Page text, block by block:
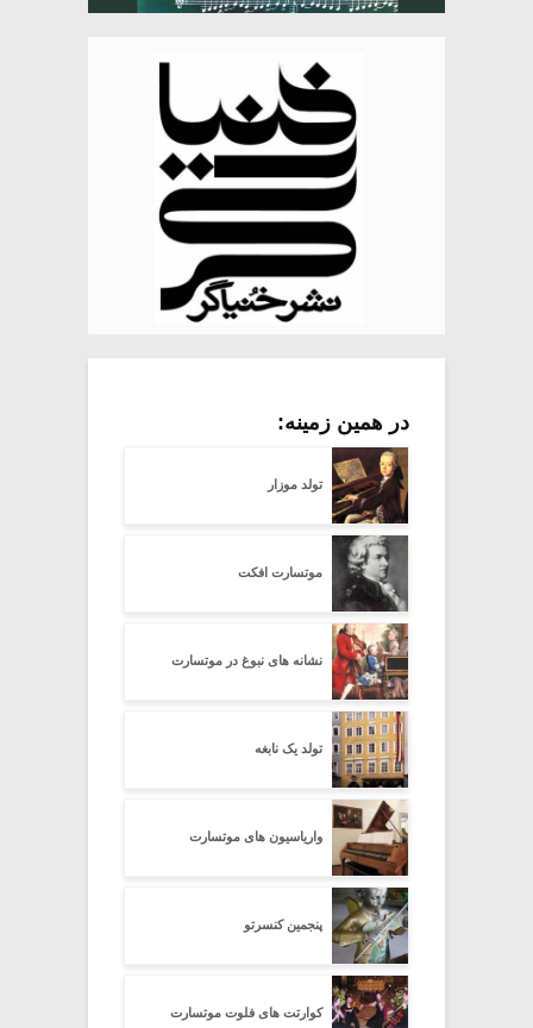
در همین زمینه:
تولد موزار
موتسارت افکت
نشانه های نبوغ در موتسارت
تولد یک نابغه
واریاسیون های موتسارت
پنجمین کنسرتو
کوارتت های فلوت موتسارت